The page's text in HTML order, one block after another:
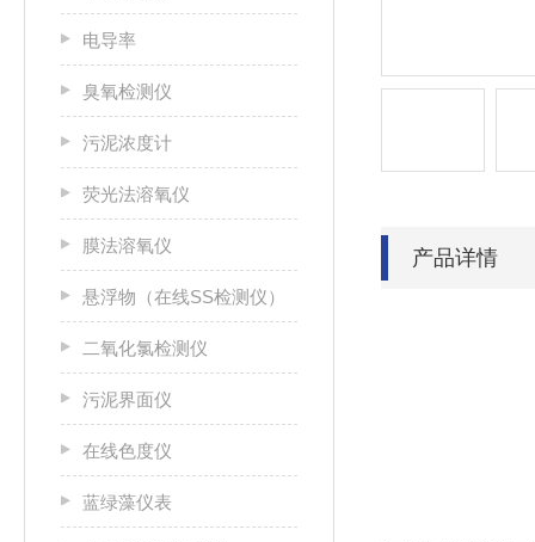
电导率
臭氧检测仪
污泥浓度计
荧光法溶氧仪
膜法溶氧仪
悬浮物（在线SS检测仪）
二氧化氯检测仪
污泥界面仪
在线色度仪
蓝绿藻仪表
产品详情